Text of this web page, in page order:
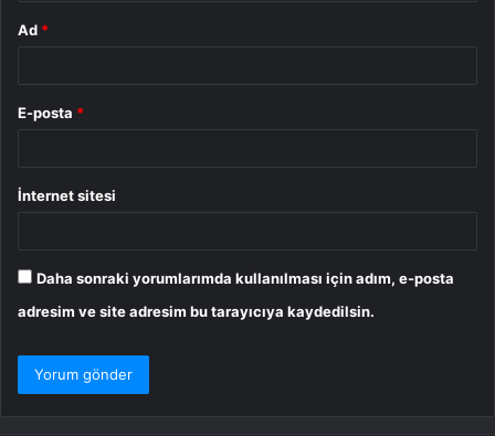
Ad *
E-posta *
İnternet sitesi
Daha sonraki yorumlarımda kullanılması için adım, e-posta
adresim ve site adresim bu tarayıcıya kaydedilsin.